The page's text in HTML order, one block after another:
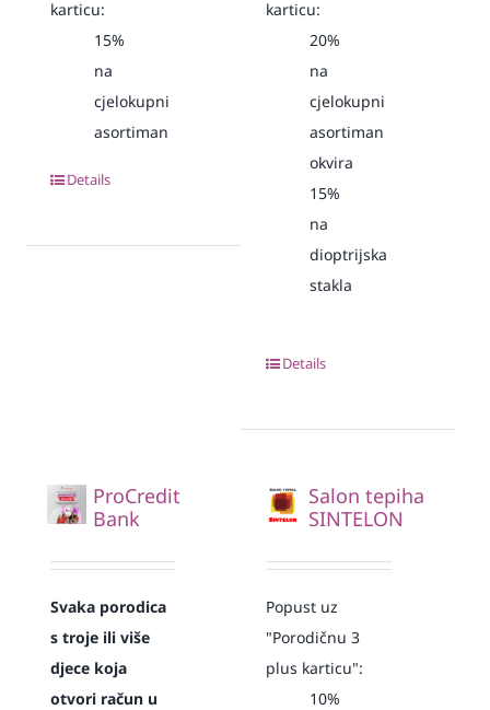
karticu:
15%
na
cjelokupni
asortiman
Details
karticu:
20%
na
cjelokupni
asortiman
okvira
15%
na
dioptrijska
stakla
Details
ProCredit
Bank
Svaka porodica
s troje ili više
djece koja
otvori račun u
Salon tepiha
SINTELON
Popust uz
"Porodičnu 3
plus karticu":
10%